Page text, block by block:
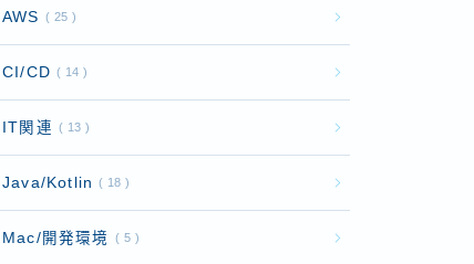
AWS 25
CI/CD 14
IT関連 13
Java/Kotlin 18
Mac/開発環境 5